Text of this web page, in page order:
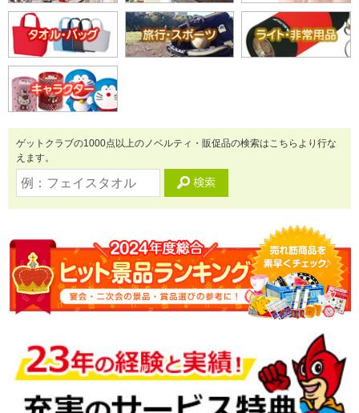
ゲットクラブの1000点以上のノベルティ・販促品の検索はこちらより行な
えます。